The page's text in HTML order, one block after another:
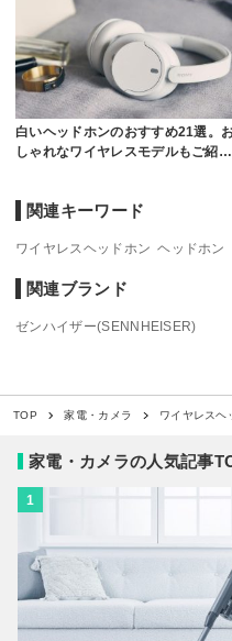
白いヘッドホンのおすすめ21選。
しゃれなワイヤレスモデルもご紹…
関連キーワード
ワイヤレスヘッドホン ヘッドホン
関連ブランド
ゼンハイザー(SENNHEISER)
TOP 家電・カメラ ワイヤレスヘ
家電・カメラの人気記事
1